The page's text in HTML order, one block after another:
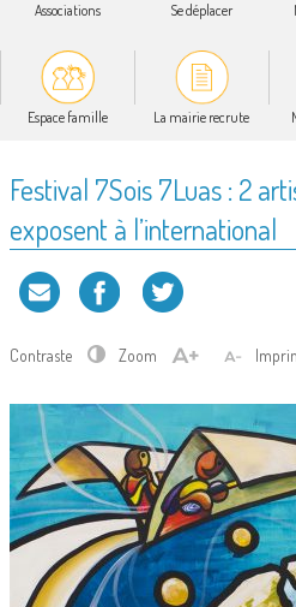
Associations Se déplacer
Espace famille La mairie recrute
Festival 7Sois 7Luas : 2
exposent à l’international
Contraste Zoom